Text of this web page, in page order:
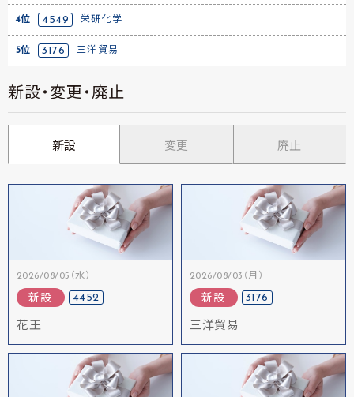
4位 4549 栄研化学
5位 3176 三洋貿易
新設・変更・廃止
新設 変更 廃止
2026/08/05（水）
新設 4452
花王
2026/08/03（月）
新設 3176
三洋貿易